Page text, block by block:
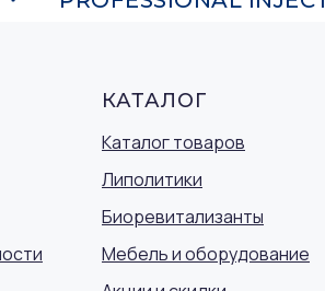
КАТАЛОГ
Каталог товаров
Липолитики
Биоревитализанты
Мебель и оборудование